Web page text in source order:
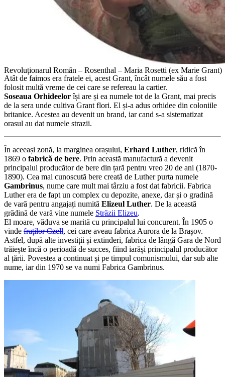
Revoluționarul Român – Rosenthal – Maria Rosetti (ex Marie Grant)
Atât de faimos era fratele ei, acest Grant, încât numele său a fost
folosit multă vreme de cei care se refereau la cartier.
Soseaua Orhideelorîși are și ea numele tot de la Grant, mai precis
de la sera unde cultiva Grant flori. El și-a adus orhidee din coloniile
britanice. Acestea au devenit un brand, iar cand s-a sistematizat
orasul au dat numele strazii.
În aceeași zonă, la marginea orașului, Erhard Luther, ridică în
1869 o fabrică de bere. Prin această manufactură a devenit
principalul producător de bere din țară pentru vreo 20 de ani (1870-
1890). Cea mai cunoscută bere creată de Luther purta numele
Gambrinus, nume care mult mai târziu a fost dat fabricii. Fabrica
Luther era de fapt un complex cu depozite, anexe, dar și o gradină
de vară pentru angajați numită Elizeul Luther. De la această
grădină de vară vine numele Străzii Elizeu.
El moare, văduva se marită cu principalul lui concurent. În 1905 o
vinde fraților Czell, cei care aveau fabrica Aurora de la Brașov.
Astfel, după alte investiții și extinderi, fabrica de lângă Gara de Nord
trăiește încă o perioadă de succes, fiind iarăși principalul producător
al țării. Povestea a continuat și pe timpul comunismului, dar sub alte
nume, iar din 1970 se va numi Fabrica Gambrinus.